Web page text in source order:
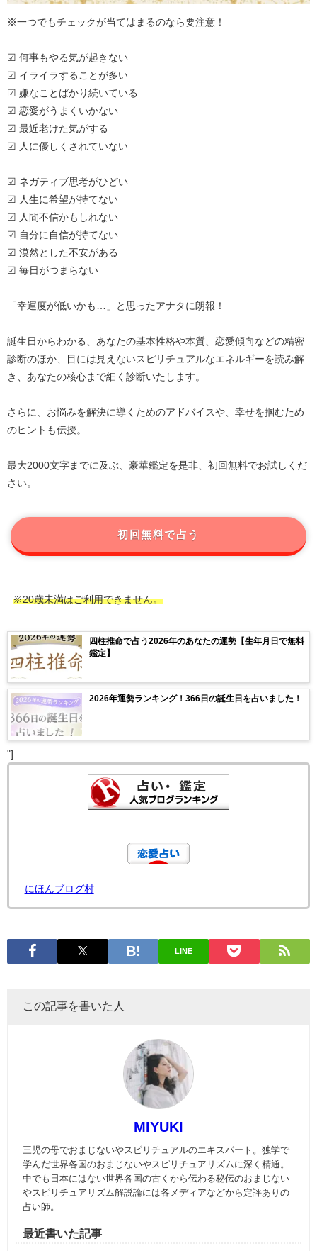
※一つでもチェックが当てはまるのなら要注意！
☑ 何事もやる気が起きない
☑ イライラすることが多い
☑ 嫌なことばかり続いている
☑ 恋愛がうまくいかない
☑ 最近老けた気がする
☑ 人に優しくされていない
☑ ネガティブ思考がひどい
☑ 人生に希望が持てない
☑ 人間不信かもしれない
☑ 自分に自信が持てない
☑ 漠然とした不安がある
☑ 毎日がつまらない
「幸運度が低いかも…」と思ったアナタに朗報！
誕生日からわかる、あなたの基本性格や本質、恋愛傾向などの精密
診断のほか、目には見えないスピリチュアルなエネルギーを読み解
き、あなたの核心まで細く診断いたします。
さらに、お悩みを解決に導くためのアドバイスや、幸せを掴むため
のヒントも伝授。
最大2000文字までに及ぶ、豪華鑑定を是非、初回無料でお試しくだ
さい。
初回無料で占う
※20歳未満はご利用できません。
四柱推命で占う2026年のあなたの運勢【生年月日で無料
鑑定】
2026年運勢ランキング！366日の誕生日を占いました！
"]
にほんブログ村
LINE
この記事を書いた人
MIYUKI
三児の母でおまじないやスピリチュアルのエキスパート。独学で
学んだ世界各国のおまじないやスピリチュアリズムに深く精通。
中でも日本にはない世界各国の古くから伝わる秘伝のおまじない
やスピリチュアリズム解説論には各メディアなどから定評ありの
占い師。
最近書いた記事